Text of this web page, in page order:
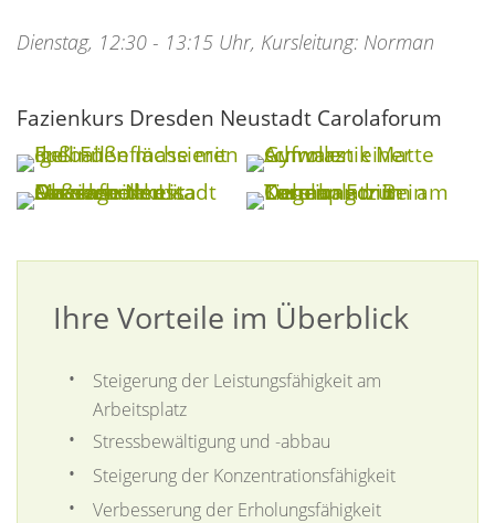
Dienstag, 12:30 - 13:15 Uhr, Kursleitung: Norman
Fazienkurs Dresden Neustadt Carolaforum
Ihre Vorteile im Überblick
Steigerung der Leistungsfähigkeit am
Arbeitsplatz
Stressbewältigung und -abbau
Steigerung der Konzentrationsfähigkeit
Verbesserung der Erholungsfähigkeit